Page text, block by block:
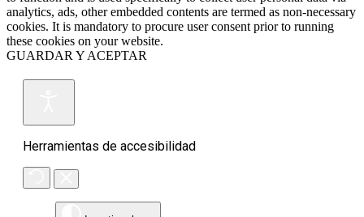
analytics, ads, other embedded contents are termed as non-necessary
cookies. It is mandatory to procure user consent prior to running
these cookies on your website.
GUARDAR Y ACEPTAR
Herramientas de accesibilidad